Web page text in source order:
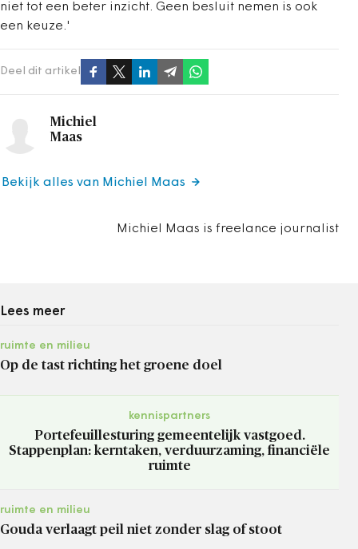
niet tot een beter inzicht. Geen besluit nemen is ook
een keuze.'
Deel dit artikel
Michiel
Maas
Michiel Maas is freelance journalist
Bekijk alles van Michiel Maas
Lees meer
ruimte en milieu
Op de tast richting het groene doel
kennispartners
Portefeuillesturing gemeentelijk vastgoed.
Stappenplan: kerntaken, verduurzaming, financiële
ruimte
ruimte en milieu
Gouda verlaagt peil niet zonder slag of stoot